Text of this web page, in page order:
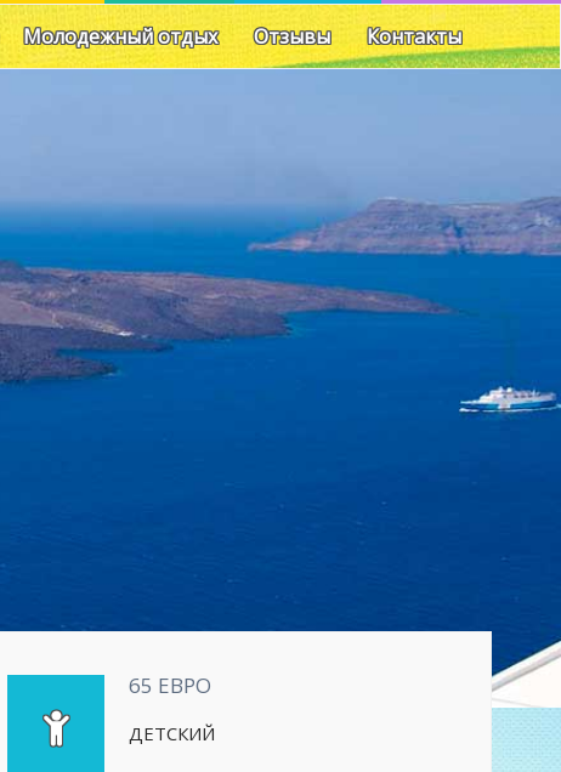
Молодежный отдых Отзывы Контакты
65 ЕВРО
ДЕТСКИЙ